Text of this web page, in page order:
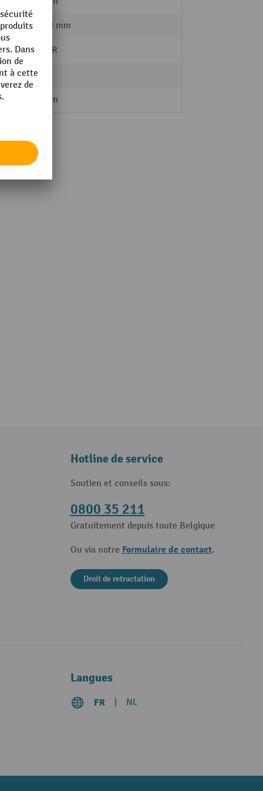
13 - 32 mm
LINDER
30 kg
550 mm
Hotline de service
Soutien et conseils sous:
0800 35 211
Gratuitement depuis toute Belgique
Ou via notre Formulaire de contact.
Droit de retractation
Langues
FR NL